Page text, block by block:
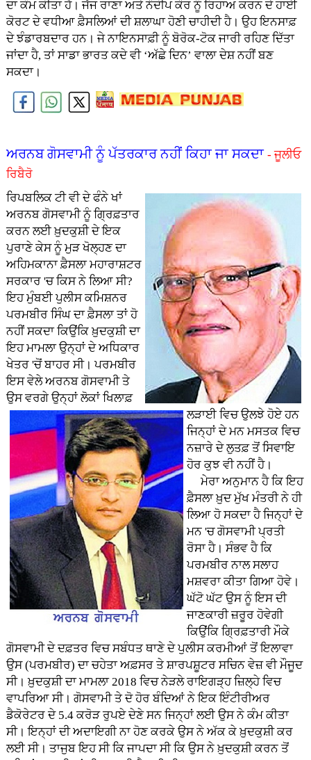
ਦਾ ਕੰਮ ਕੀਤਾ ਹੈ। ਜੱਜ ਰਾਣਾ ਅਤੇ ਨੌਦੀਪ ਕੌਰ ਨੂੰ ਰਿਹਾਅ ਕਰਨ ਦੇ ਹਾਈ
ਕੋਰਟ ਦੇ ਵਧੀਆ ਫ਼ੈਸਲਿਆਂ ਦੀ ਸ਼ਲਾਘਾ ਹੋਣੀ ਚਾਹੀਦੀ ਹੈ। ਉਹ ਇਨਸਾਫ਼
ਦੇ ਝੰਡਾਰਬਦਾਰ ਹਨ। ਜੇ ਨਾਇਨਸਾਫ਼ੀ ਨੂੰ ਬੋਰੋਕ-ਟੋਕ ਜਾਰੀ ਰਹਿਣ ਦਿੱਤਾ
ਜਾਂਦਾ ਹੈ, ਤਾਂ ਸਾਡਾ ਭਾਰਤ ਕਦੇ ਵੀ ‘ਅੱਛੇ ਦਿਨ’ ਵਾਲਾ ਦੇਸ਼ ਨਹੀਂ ਬਣ
ਸਕਦਾ।
ਅਰਨਬ ਗੋਸਵਾਮੀ ਨੂੰ ਪੱਤਰਕਾਰ ਨਹੀਂ ਕਿਹਾ ਜਾ ਸਕਦਾ - ਜੂਲੀਓ
ਰਿਬੈਰੋ
ਰਿਪਬਲਿਕ ਟੀ ਵੀ ਦੇ ਫੰਨੇ ਖਾਂ
ਅਰਨਬ ਗੋਸਵਾਮੀ ਨੂੰ ਗ੍ਰਿਫ਼ਤਾਰ
ਕਰਨ ਲਈ ਖ਼ੁਦਕੁਸ਼ੀ ਦੇ ਇਕ
ਪੁਰਾਣੇ ਕੇਸ ਨੂੰ ਮੁੜ ਖੋਲ੍ਹਣ ਦਾ
ਅਹਿਮਕਾਨਾ ਫ਼ੈਸਲਾ ਮਹਾਰਾਸ਼ਟਰ
ਸਰਕਾਰ 'ਚ ਕਿਸ ਨੇ ਲਿਆ ਸੀ?
ਇਹ ਮੁੰਬਈ ਪੁਲੀਸ ਕਮਿਸ਼ਨਰ
ਪਰਮਬੀਰ ਸਿੰਘ ਦਾ ਫ਼ੈਸਲਾ ਤਾਂ ਹੋ
ਨਹੀਂ ਸਕਦਾ ਕਿਉਂਕਿ ਖ਼ੁਦਕੁਸ਼ੀ ਦਾ
ਇਹ ਮਾਮਲਾ ਉਨ੍ਹਾਂ ਦੇ ਅਧਿਕਾਰ
ਖੇਤਰ 'ਚੋਂ ਬਾਹਰ ਸੀ। ਪਰਮਬੀਰ
ਇਸ ਵੇਲੇ ਅਰਨਬ ਗੋਸਵਾਮੀ ਤੇ
ਉਸ ਵਰਗੇ ਉਨ੍ਹਾਂ ਲੋਕਾਂ ਖਿਲਾਫ਼
ਲੜਾਈ ਵਿਚ ਉਲਝੇ ਹੋਏ ਹਨ
ਜਿਨ੍ਹਾਂ ਦੇ ਮਨ ਮਸਤਕ ਵਿਚ
ਨਜ਼ਾਰੇ ਦੇ ਲੁਤਫ਼ ਤੋਂ ਸਿਵਾਇ
ਹੋਰ ਕੁਝ ਵੀ ਨਹੀਂ ਹੈ।
ਮੇਰਾ ਅਨੁਮਾਨ ਹੈ ਕਿ ਇਹ
ਫ਼ੈਸਲਾ ਖ਼ੁਦ ਮੁੱਖ ਮੰਤਰੀ ਨੇ ਹੀ
ਲਿਆ ਹੋ ਸਕਦਾ ਹੈ ਜਿਨ੍ਹਾਂ ਦੇ
ਮਨ 'ਚ ਗੋਸਵਾਮੀ ਪ੍ਰਤੀ
ਰੋਸਾ ਹੈ। ਸੰਭਵ ਹੈ ਕਿ
ਪਰਮਬੀਰ ਨਾਲ ਸਲਾਹ
ਮਸ਼ਵਰਾ ਕੀਤਾ ਗਿਆ ਹੋਵੇ।
ਘੱਟੋ ਘੱਟ ਉਸ ਨੂੰ ਇਸ ਦੀ
ਜਾਣਕਾਰੀ ਜ਼ਰੂਰ ਹੋਵੇਗੀ
ਕਿਉਂਕਿ ਗ੍ਰਿਫ਼ਤਾਰੀ ਮੌਕੇ
ਗੋਸਵਾਮੀ ਦੇ ਦਫ਼ਤਰ ਵਿਚ ਸਬੰਧਤ ਥਾਣੇ ਦੇ ਪੁਲੀਸ ਕਰਮੀਆਂ ਤੋਂ ਇਲਾਵਾ
ਉਸ (ਪਰਮਬੀਰ) ਦਾ ਚਹੇਤਾ ਅਫ਼ਸਰ ਤੇ ਸ਼ਾਰਪਸ਼ੂਟਰ ਸਚਿਨ ਵੇਜ਼ ਵੀ ਮੌਜੂਦ
ਸੀ। ਖ਼ੁਦਕੁਸ਼ੀ ਦਾ ਮਾਮਲਾ 2018 ਵਿਚ ਨੇੜਲੇ ਰਾਇਗੜ੍ਹ ਜ਼ਿਲ੍ਹੇ ਵਿਚ
ਵਾਪਰਿਆ ਸੀ। ਗੋਸਵਾਮੀ ਤੇ ਦੋ ਹੋਰ ਬੰਦਿਆਂ ਨੇ ਇਕ ਇੰਟੀਰੀਅਰ
ਡੈਕੋਰੇਟਰ ਦੇ 5.4 ਕਰੋੜ ਰੁਪਏ ਦੇਣੇ ਸਨ ਜਿਨ੍ਹਾਂ ਲਈ ਉਸ ਨੇ ਕੰਮ ਕੀਤਾ
ਸੀ। ਇਨ੍ਹਾਂ ਦੀ ਅਦਾਇਗੀ ਨਾ ਹੋਣ ਕਰਕੇ ਉਸ ਨੇ ਅੱਕ ਕੇ ਖ਼ੁਦਕੁਸ਼ੀ ਕਰ
ਲਈ ਸੀ। ਤਾਜੁਬ ਇਹ ਸੀ ਕਿ ਜਾਪਦਾ ਸੀ ਕਿ ਉਸ ਨੇ ਖ਼ੁਦਕੁਸ਼ੀ ਕਰਨ ਤੋਂ